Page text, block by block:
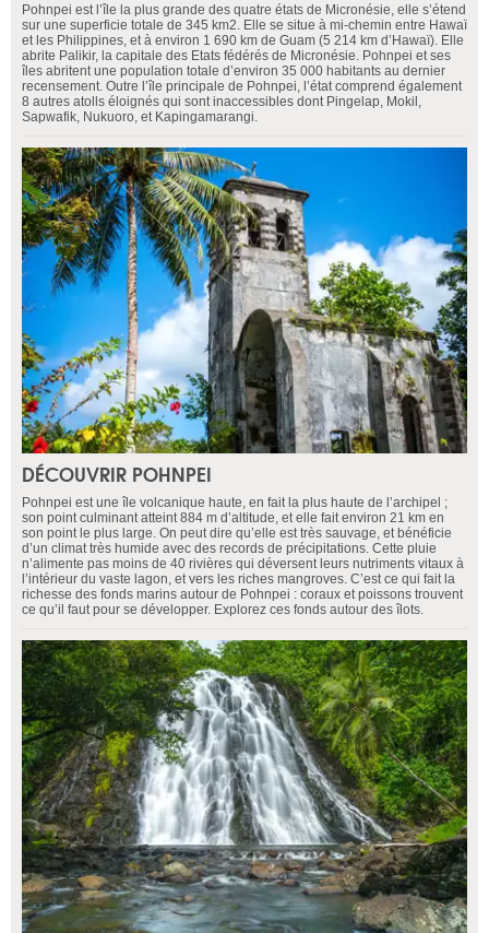
Pohnpei est l’île la plus grande des quatre états de Micronésie, elle s’étend
sur une superficie totale de 345 km2. Elle se situe à mi-chemin entre Hawaï
et les Philippines, et à environ 1 690 km de Guam (5 214 km d’Hawaï). Elle
abrite Palikir, la capitale des Etats fédérés de Micronésie. Pohnpei et ses
îles abritent une population totale d’environ 35 000 habitants au dernier
recensement. Outre l’île principale de Pohnpei, l’état comprend également
8 autres atolls éloignés qui sont inaccessibles dont Pingelap, Mokil,
Sapwafik, Nukuoro, et Kapingamarangi.
DÉCOUVRIR POHNPEI
Pohnpei est une île volcanique haute, en fait la plus haute de l’archipel ;
son point culminant atteint 884 m d’altitude, et elle fait environ 21 km en
son point le plus large. On peut dire qu’elle est très sauvage, et bénéficie
d’un climat très humide avec des records de précipitations. Cette pluie
n’alimente pas moins de 40 rivières qui déversent leurs nutriments vitaux à
l’intérieur du vaste lagon, et vers les riches mangroves. C’est ce qui fait la
richesse des fonds marins autour de Pohnpei : coraux et poissons trouvent
ce qu’il faut pour se développer. Explorez ces fonds autour des îlots.